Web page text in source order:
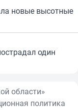
новые высотные
один
области»
политика